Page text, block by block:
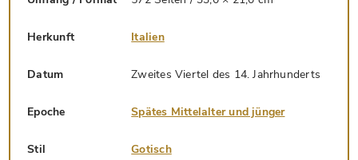
Herkunft Italien
Datum Zweites Viertel des 14. Jahrhunderts
Epoche Spätes Mittelalter und jünger
Stil Gotisch